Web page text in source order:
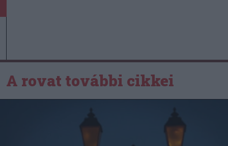
A rovat további cikkei